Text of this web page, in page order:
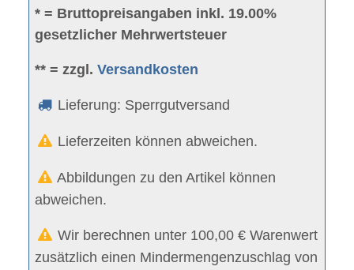
* = Bruttopreisangaben inkl. 19.00%
gesetzlicher Mehrwertsteuer
** = zzgl.Versandkosten
Lieferung: Sperrgutversand
Lieferzeiten können abweichen.
Abbildungen zu den Artikel können
abweichen.
Wir berechnen unter 100,00 € Warenwert
zusätzlich einen Mindermengenzuschlag von